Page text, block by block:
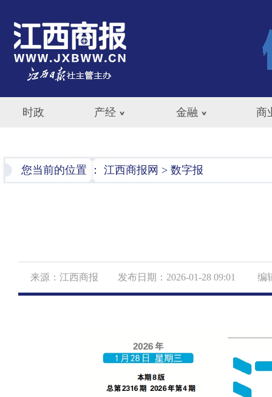
时政 产经 金融 商
您当前的位置 ： 江西商报网 > 数字报
来源：江西商报 发布日期：2026-01-28 09:01 编